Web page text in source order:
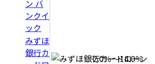
ン バ
ンクイ
ック
みずほ
銀行カ
2.0％～14.0％